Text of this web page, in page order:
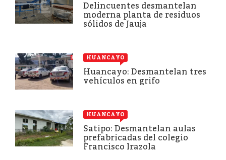
Delincuentes desmantelan
moderna planta de residuos
sólidos de Jauja
HUANCAYO
Huancayo: Desmantelan tres
vehículos en grifo
HUANCAYO
Satipo: Desmantelan aulas
prefabricadas del colegio
Francisco Irazola